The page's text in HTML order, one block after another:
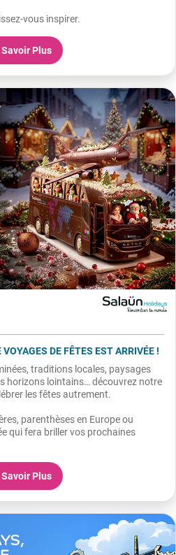
vous inspirer.
Savoir Plus
DE FÊTES EST ARRIVÉE !
traditions locales, paysages
horizons lointains… découvrez notre
les fêtes autrement.
parenthèses en Europe ou
qui fera briller vos prochaines
Savoir Plus